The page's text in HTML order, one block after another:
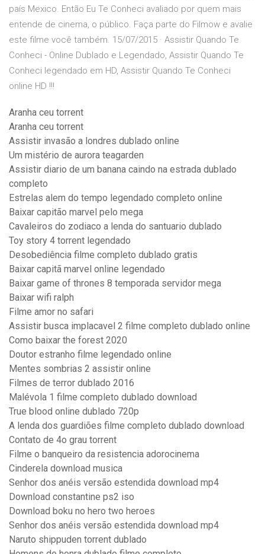
país Mexico. Então Eu Te Conheci avaliado por quem mais
entende de cinema, o público. Faça parte do Filmow e avalie
este filme você também. 15/07/2015 · Assistir Quando Te
Conheci - Online Dublado e Legendado, Assistir Quando Te
Conheci legendado em HD, Assistir Quando Te Conheci
online HD !!!
Aranha ceu torrent
Aranha ceu torrent
Assistir invasão a londres dublado online
Um mistério de aurora teagarden
Assistir diario de um banana caindo na estrada dublado
completo
Estrelas alem do tempo legendado completo online
Baixar capitão marvel pelo mega
Cavaleiros do zodiaco a lenda do santuario dublado
Toy story 4 torrent legendado
Desobediência filme completo dublado gratis
Baixar capitã marvel online legendado
Baixar game of thrones 8 temporada servidor mega
Baixar wifi ralph
Filme amor no safari
Assistir busca implacavel 2 filme completo dublado online
Como baixar the forest 2020
Doutor estranho filme legendado online
Mentes sombrias 2 assistir online
Filmes de terror dublado 2016
Malévola 1 filme completo dublado download
True blood online dublado 720p
A lenda dos guardiões filme completo dublado download
Contato de 4o grau torrent
Filme o banqueiro da resistencia adorocinema
Cinderela download musica
Senhor dos anéis versão estendida download mp4
Download constantine ps2 iso
Download boku no hero two heroes
Senhor dos anéis versão estendida download mp4
Naruto shippuden torrent dublado